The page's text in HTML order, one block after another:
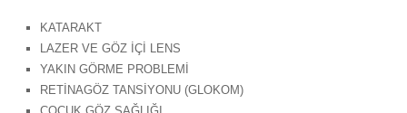
KATARAKT
LAZER VE GÖZ İÇİ LENS
YAKIN GÖRME PROBLEMİ
RETİNAGÖZ TANSİYONU (GLOKOM)